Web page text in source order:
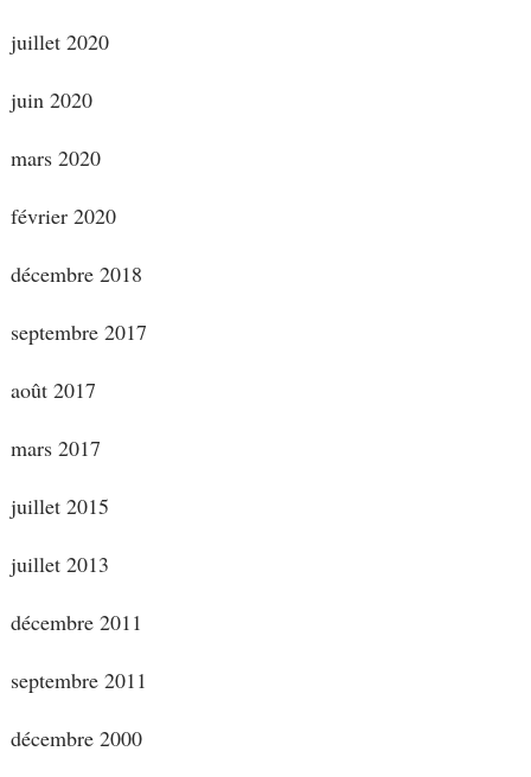
juillet 2020
juin 2020
mars 2020
février 2020
décembre 2018
septembre 2017
août 2017
mars 2017
juillet 2015
juillet 2013
décembre 2011
septembre 2011
décembre 2000